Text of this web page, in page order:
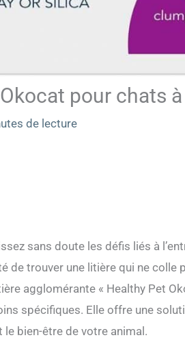
pour chats
de lecture
sans doute les défis liés à
de trouver une litière qui ne colle
agglomérante « Healthy Pet
spécifiques. Elle offre une
bien-être de votre animal.